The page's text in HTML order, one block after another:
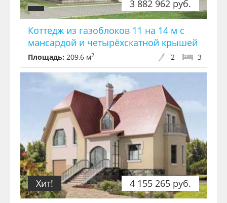
3 882 962 руб.
Коттедж из газоблоков 11 на 14 м с
мансардой и четырёхскатной крышей
Площадь: 209,6 м2 3
2
4 155 265 руб.
Хит!